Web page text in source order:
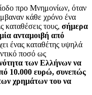
προ Μνημονίων, όταν
κάθε χρόνο ένα
καταθέσεις τους, σήμερα
ανταμοιβή από
ένας καταθέτης υψηλά
ποσό ως
των Ελλήνων να
10.000 ευρώ, συνεπώς
χρημάτων του να